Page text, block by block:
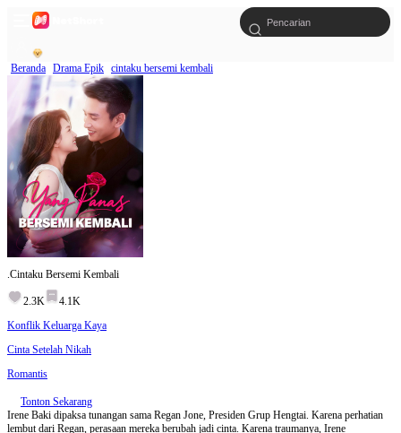
Beranda Drama Epik cintaku bersemi kembali
.Cintaku Bersemi Kembali
2.3K
4.1K
Konflik Keluarga Kaya
Cinta Setelah Nikah
Romantis
Tonton Sekarang
Irene Baki dipaksa tunangan sama Regan Jone, Presiden Grup Hengtai. Karena perhatian
lembut dari Regan, perasaan mereka berubah jadi cinta. Karena traumanya, Irene